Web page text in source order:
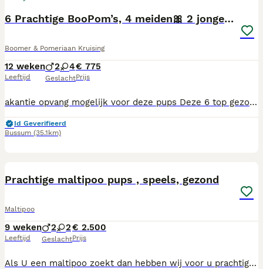
6 Prachtige BooPom’s, 4 meiden🎀 2 jongens🧢
Boomer & Pomeriaan Kruising
12 weken
Leeftijd
2 4
Geslacht
€ 775
Prijs
akantie opvang mogelijk voor deze pups Deze 6 top gezonde en vreselijk lieve puppekinderen zijn vanaf nu beschikbaar voor een nieuwe mand. Bent u diegene die bewust en goed overdacht een prachtige pup in huis wilt halen zijn deze pups prima geschikt 09-05-2026 geboren Hun mama is ‘Boomer (Shihtzu x yorkshire terrier) Hun papa is een pommeriaan Ze zijn zeer sociaal en echt fantastisch van karakter, vriendelijk en veel gewent . Keurig netjes ontwormd met Drontal pup en MILBEMAX. Natuurlijk zijn moeder en pups volledig gecontroleerd door onze gerenommeerde vakkundige dierenarts. De pups zijn gechipt, geregistreerd met overdrachtcodes bij NDG en bezitten een Europees paspoort met gezondheidscheck. Eerste vaccinatie gehad. Ubn 7363836 Chantal Casa Corazon Boomers
Id Geverifieerd
Bussum (35.1km)
Prachtige maltipoo pups , speels, gezond
Maltipoo
9 weken
Leeftijd
2 2
Geslacht
€ 2.500
Prijs
Als U een maltipoo zoekt dan hebben wij voor u prachtige nestje , dus als U geen vakantie plannen heeft dan is dit een mooie kans. De mama is aanwezig zie laatste foto ( maltipoo )en het is haar eerste keer dat zij een nestje heeft. En wat het voordeel is van het ras ze hebben geen huidgeur en geen haarverlies.Onze pups groeien uit met een gewicht tussen de 2.5- 4kg. Alle pups zijn netjes ingeent, ontwormd, nagekeken door de dierenarts en gezond verklaard, gechipt, geregistreerd en in bezit van een paspoort . Even over ons wij zijn in bezit van UBN nummer en honden en katten besluit diploma als U bij ons de pup koopt dan krijgt U een koop contract wat U garantie biedt op Uw pup.Wilt U een afspraak maken dan stellen wij op prijs dat U belt ik stel een persoonlijk gesprek zeer op prijs. Op biedingen gaan wij niet op in, u bent welkom om de pups te bezoeken en indien klik reserveren( reserveren kost 250 euro). Prijs 2500 euro, wij doen niet aan mailen, whatsappen , bent u serieus geïnteresseerd mag je altijd langskome